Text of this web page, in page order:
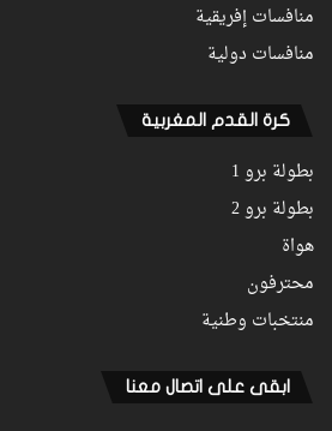
منافسات إفريقية
منافسات دولية
كرة القدم المغربية
بطولة برو 1
بطولة برو 2
هواة
محترفون
منتخبات وطنية
ابقى على اتصال معنا